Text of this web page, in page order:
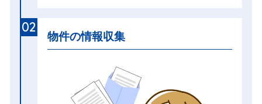
02
物件の情報収集